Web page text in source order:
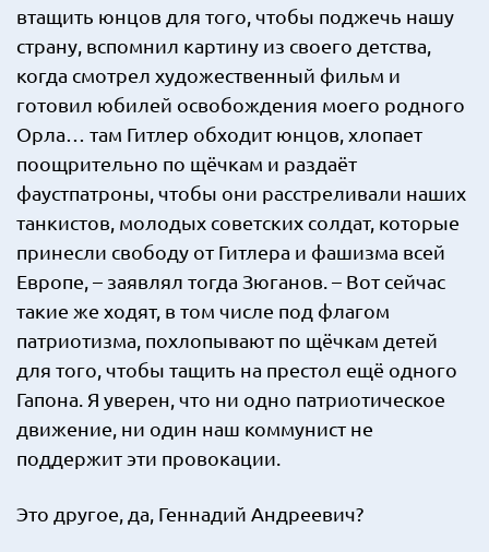
втащить юнцов для того, чтобы поджечь нашу
страну, вспомнил картину из своего детства,
когда смотрел художественный фильм и
готовил юбилей освобождения моего родного
Орла… там Гитлер обходит юнцов, хлопает
поощрительно по щёчкам и раздаёт
фаустпатроны, чтобы они расстреливали наших
танкистов, молодых советских солдат, которые
принесли свободу от Гитлера и фашизма всей
Европе, – заявлял тогда Зюганов. – Вот сейчас
такие же ходят, в том числе под флагом
патриотизма, похлопывают по щёчкам детей
для того, чтобы тащить на престол ещё одного
Гапона. Я уверен, что ни одно патриотическое
движение, ни один наш коммунист не
поддержит эти провокации.
Это другое, да, Геннадий Андреевич?